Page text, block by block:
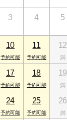
3 4 5
10 11 12
17 18 19
24 25 26